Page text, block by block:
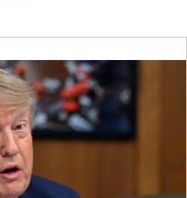
եմ